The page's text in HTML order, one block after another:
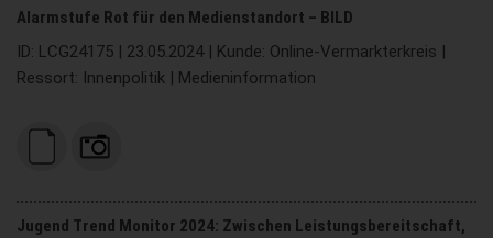
Alarmstufe Rot für den Medienstandort – BILD
ID: LCG24175 | 23.05.2024 | Kunde: Online-Vermarkterkreis |
Ressort: Innenpolitik | Medieninformation
Jugend Trend Monitor 2024: Zwischen Leistungsbereitschaft,